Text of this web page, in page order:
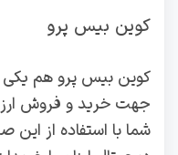
کوین بیس پرو
کوین بیس پرو هم یکی
جهت خرید و فروش ارز
شما با استفاده از این